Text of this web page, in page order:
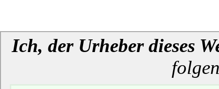
Ich, der Urheber dieses